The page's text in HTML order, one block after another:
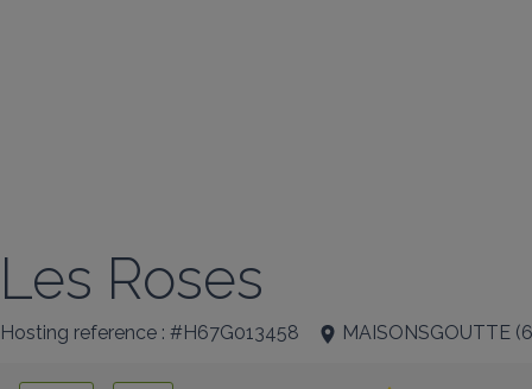
Les Roses
Hosting reference : #H67G013458 MAISONSGOUTTE (